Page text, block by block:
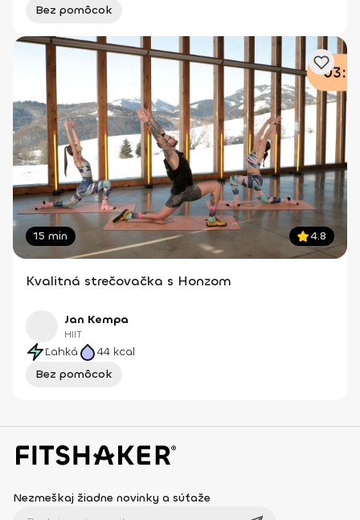
Bez pomôcok
15 min 4.8
Kvalitná strečovačka s Honzom
Jan Kempa
HIIT
Ľahká 44 kcal
Bez pomôcok
Nezmeškaj žiadne novinky a súťaže